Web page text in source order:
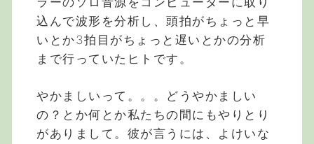
込んで波形を分析し、頭拍がちょっと早
いとか3拍目がちょっと遅いとかの分析
まで行っていたヒトです。
やかましいって。。。どうやかましい
の？とか何とか私たちの間にもやりとり
がありまして。彼が言うには、よけいな